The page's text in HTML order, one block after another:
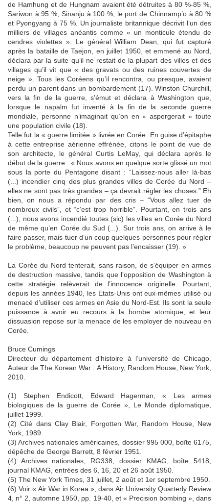
de Hamhung et de Hungnam avaient été détruites à 80 %-85 %,
Sariwon à 95 %, Sinanju à 100 %, le port de Chinnamp’o à 80 %
et Pyongyang à 75 %. Un journaliste britannique décrivit l’un des
milliers de villages anéantis comme « un monticule étendu de
cendres violettes ». Le général William Dean, qui fut capturé
après la bataille de Taejon, en juillet 1950, et emmené au Nord,
déclara par la suite qu’il ne restait de la plupart des villes et des
villages qu’il vit que « des gravats ou des ruines couvertes de
neige ». Tous les Coréens qu’il rencontra, ou presque, avaient
perdu un parent dans un bombardement (17). Winston Churchill,
vers la fin de la guerre, s’émut et déclara à Washington que,
lorsque le napalm fut inventé à la fin de la seconde guerre
mondiale, personne n’imaginait qu’on en « aspergerait » toute
une population civile (18).
Telle fut la « guerre limitée » livrée en Corée. En guise d’épitaphe
à cette entreprise aérienne effrénée, citons le point de vue de
son architecte, le général Curtis LeMay, qui déclara après le
début de la guerre : « Nous avons en quelque sorte glissé un mot
sous la porte du Pentagone disant : “Laissez-nous aller là-bas
(...) incendier cinq des plus grandes villes de Corée du Nord –
elles ne sont pas très grandes – ça devrait régler les choses.” Eh
bien, on nous a répondu par des cris – “Vous allez tuer de
nombreux civils”, et “c’est trop horrible”. Pourtant, en trois ans
(...), nous avons incendié toutes (sic) les villes en Corée du Nord
de même qu’en Corée du Sud (...). Sur trois ans, on arrive à le
faire passer, mais tuer d’un coup quelques personnes pour régler
le problème, beaucoup ne peuvent pas l’encaisser (19). »
La Corée du Nord tenterait, sans raison, de s’équiper en armes
de destruction massive, tandis que l’opposition de Washington à
cette stratégie relèverait de l’innocence originelle. Pourtant,
depuis les années 1940, les Etats-Unis ont eux-mêmes utilisé ou
menacé d’utiliser ces armes en Asie du Nord-Est. Ils sont la seule
puissance à avoir eu recours à la bombe atomique, et leur
dissuasion repose sur la menace de les employer de nouveau en
Corée.
Bruce Cumings
Directeur du département d’histoire à l’université de Chicago.
Auteur de The Korean War : A History, Random House, New York,
2010.
(1) Stephen Endicott, Edward Hagerman, « Les armes
biologiques de la guerre de Corée », Le Monde diplomatique,
juillet 1999.
(2) Cité dans Clay Blair, Forgotten War, Random House, New
York, 1989.
(3) Archives nationales américaines, dossier 995 000, boîte 6175,
dépêche de George Barrett, 8 février 1951.
(4) Archives nationales, RG338, dossier KMAG, boîte 5418,
journal KMAG, entrées des 6, 16, 20 et 26 août 1950.
(5) The New York Times, 31 juillet, 2 août et 1er septembre 1950.
(6) Voir « Air War in Korea », dans Air University Quarterly Review
4, n° 2, automne 1950, pp. 19-40, et « Precision bombing », dans